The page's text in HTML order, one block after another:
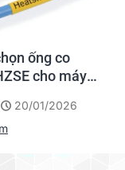
ống co
cho máy in
20/01/2026